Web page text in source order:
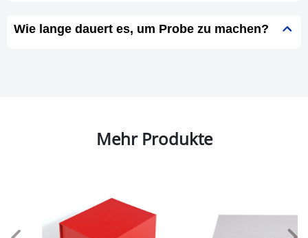
Wie lange dauert es, um Probe zu machen?
Mehr Produkte